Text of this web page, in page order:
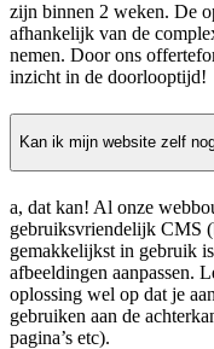
zijn binnen 2 weken. De
afhankelijk van de
nemen. Door ons
inzicht in de doorlooptijd!
Kan ik mijn website zelf
a, dat kan! Al onze
gebruiksvriendelijk CMS
gemakkelijkst in gebruik
afbeeldingen aanpassen.
oplossing wel op dat je
gebruiken aan de
pagina’s etc).